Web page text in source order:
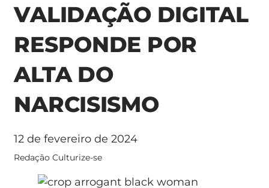
VALIDAÇÃO DIGITAL
RESPONDE POR
ALTA DO
NARCISISMO
12 de fevereiro de 2024
Redação Culturize-se